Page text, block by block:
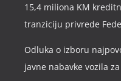
15,4 miliona KM
tranziciju privrede
Odluka o izboru
javne nabavke vozila